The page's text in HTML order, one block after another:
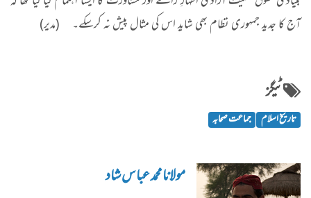
آج کا جدید جمہوری نظام بھی شاید اس کی مثال پیش نہ کرسکے۔
(مدیر)
ٹیگز
تاریخ اسلام جماعت صحابہ
مولانا محمد عباس شاد